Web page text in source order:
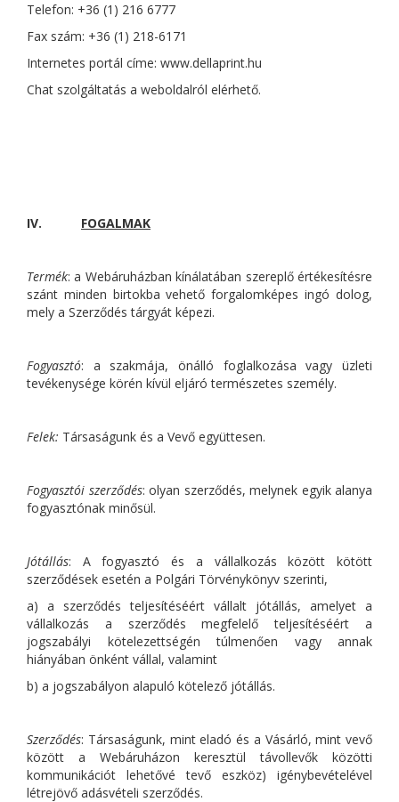
Telefon: +36 (1) 216 6777
Fax szám: +36 (1) 218-6171
Internetes portál címe: www.dellaprint.hu
Chat szolgáltatás a weboldalról elérhető.
IV. FOGALMAK
Termék: a Webáruházban kínálatában szereplő értékesítésre
szánt minden birtokba vehető forgalomképes ingó dolog,
mely a Szerződés tárgyát képezi.
Fogyasztó: a szakmája, önálló foglalkozása vagy üzleti
tevékenysége körén kívül eljáró természetes személy.
Felek: Társaságunk és a Vevő együttesen.
Fogyasztói szerződés: olyan szerződés, melynek egyik alanya
fogyasztónak minősül.
Jótállás: A fogyasztó és a vállalkozás között kötött
szerződések esetén a Polgári Törvénykönyv szerinti,
a) a szerződés teljesítéséért vállalt jótállás, amelyet a
vállalkozás a szerződés megfelelő teljesítéséért a
jogszabályi kötelezettségén túlmenően vagy annak
hiányában önként vállal, valamint
b) a jogszabályon alapuló kötelező jótállás.
Szerződés: Társaságunk, mint eladó és a Vásárló, mint vevő
között a Webáruházon keresztül távollevők közötti
kommunikációt lehetővé tevő eszköz) igénybevételével
létrejövő adásvételi szerződés.